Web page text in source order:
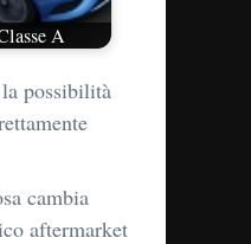
A
possibilità
cambia
aftermarket